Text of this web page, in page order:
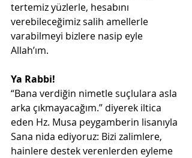
tertemiz yüzlerle, hesabını
verebileceğimiz salih amellerle
varabilmeyi bizlere nasip eyle
Allah’ım.
Ya Rabbi!
“Bana verdiğin nimetle suçlulara asla
arka çıkmayacağım.” diyerek iltica
eden Hz. Musa peygamberin lisanıyla
Sana nida ediyoruz: Bizi zalimlere,
hainlere destek verenlerden eyleme